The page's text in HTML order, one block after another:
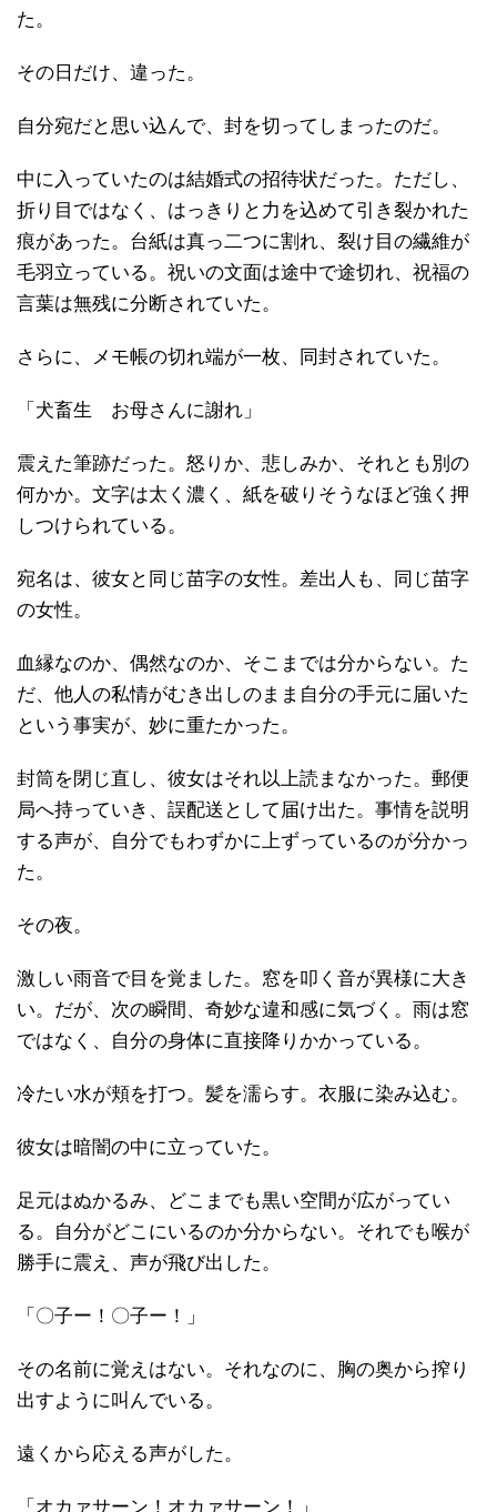
た。
その日だけ、違った。
自分宛だと思い込んで、封を切ってしまったのだ。
中に入っていたのは結婚式の招待状だった。ただし、
折り目ではなく、はっきりと力を込めて引き裂かれた
痕があった。台紙は真っ二つに割れ、裂け目の繊維が
毛羽立っている。祝いの文面は途中で途切れ、祝福の
言葉は無残に分断されていた。
さらに、メモ帳の切れ端が一枚、同封されていた。
「犬畜生 お母さんに謝れ」
震えた筆跡だった。怒りか、悲しみか、それとも別の
何かか。文字は太く濃く、紙を破りそうなほど強く押
しつけられている。
宛名は、彼女と同じ苗字の女性。差出人も、同じ苗字
の女性。
血縁なのか、偶然なのか、そこまでは分からない。た
だ、他人の私情がむき出しのまま自分の手元に届いた
という事実が、妙に重たかった。
封筒を閉じ直し、彼女はそれ以上読まなかった。郵便
局へ持っていき、誤配送として届け出た。事情を説明
する声が、自分でもわずかに上ずっているのが分かっ
た。
その夜。
激しい雨音で目を覚ました。窓を叩く音が異様に大き
い。だが、次の瞬間、奇妙な違和感に気づく。雨は窓
ではなく、自分の身体に直接降りかかっている。
冷たい水が頬を打つ。髪を濡らす。衣服に染み込む。
彼女は暗闇の中に立っていた。
足元はぬかるみ、どこまでも黒い空間が広がってい
る。自分がどこにいるのか分からない。それでも喉が
勝手に震え、声が飛び出した。
「〇子ー！〇子ー！」
その名前に覚えはない。それなのに、胸の奥から搾り
出すように叫んでいる。
遠くから応える声がした。
「オカァサーン！オカァサーン！」